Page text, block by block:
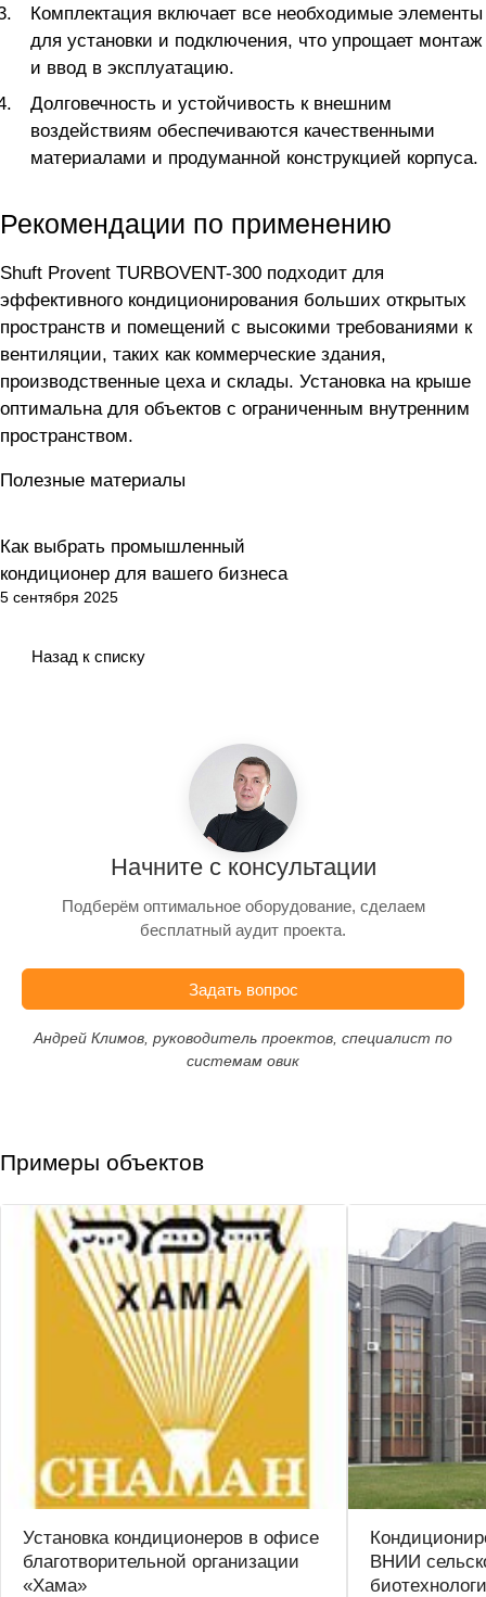
Комплектация включает все необходимые элементы
для установки и подключения, что упрощает монтаж
и ввод в эксплуатацию.
Долговечность и устойчивость к внешним
воздействиям обеспечиваются качественными
материалами и продуманной конструкцией корпуса.
Рекомендации по применению
Shuft Provent TURBOVENT-300 подходит для
эффективного кондиционирования больших открытых
пространств и помещений с высокими требованиями к
вентиляции, таких как коммерческие здания,
производственные цеха и склады. Установка на крыше
оптимальна для объектов с ограниченным внутренним
пространством.
Полезные материалы
Как выбрать?
Как выбрать промышленный
кондиционер для вашего бизнеса
5 сентября 2025
Назад к списку
Начните с консультации
Подберём оптимальное оборудование, сделаем
бесплатный аудит проекта.
Задать вопрос
Андрей Климов, руководитель проектов, специалист по
системам овик
Примеры объектов
Установка кондиционеров в офисе
благотворительной организации
«Хама»
ВНИИ